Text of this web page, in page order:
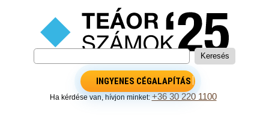
INGYENES CÉGALAPÍTÁS
Ha kérdése van, hívjon minket:+36 30 220 1100